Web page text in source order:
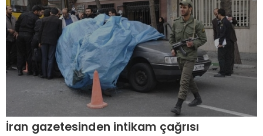
İran gazetesinden intikam çağrısı